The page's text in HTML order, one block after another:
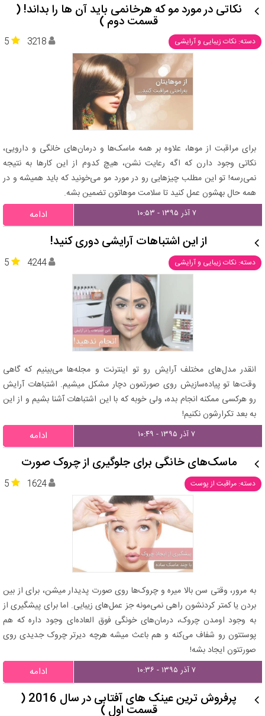
نکاتی در مورد مو که هرخانمی باید آن ها را بداند! (
قسمت دوم )
دسته: نکات زیبایی و آرایشی 5 3218
برای مراقبت از موها، علاوه بر همه ماسک‌ها و درمان‌های خانگی و دارویی،
نکاتی وجود دارن که اگه رعایت نشن، هیچ کدوم از این کارها به نتیجه
نمی‌رسه! تو این مطلب چیزهایی رو در مورد مو می‌خونید که باید همیشه و در
همه حال بهشون عمل کنید تا سلامت موهاتون تضمین بشه.
۷ آذر ۱۳۹۵ - ۱۰:۵۳ ادامه
از این اشتباهات آرایشی دوری کنید!
دسته: نکات زیبایی و آرایشی 5 4244
انقدر مدل‌های مختلف آرایش رو تو اینترنت و مجله‌ها می‌بینیم که گاهی
وقت‌ها تو پیاده‌سازیش روی صورتمون دچار مشکل میشیم. اشتباهات آرایش
رو هرکسی ممکنه انجام بده، ولی خوبه که با این اشتباهات آشنا بشیم و از این
به بعد تکرارشون نکنیم!
۷ آذر ۱۳۹۵ - ۱۰:۴۹ ادامه
ماسک‌های خانگی برای جلوگیری از چروک صورت
دسته: مراقبت از پوست 5 1624
به مرور، وقتی سن بالا میره و چروک‌ها روی صورت پدیدار میشن، برای از بین
بردن یا کمتر کردنشون راهی نمی‌مونه جز عمل‌های زیبایی. اما برای پیشگیری از
به وجود اومدن چروک، درمان‌های خونگی فوق العاده‌ای وجود داره که هم
پوستتون رو شفاف می‌کنه و هم باعث میشه هرچه دیرتر چروک جدیدی روی
صورتتون ایجاد بشه!
۷ آذر ۱۳۹۵ - ۱۰:۳۶ ادامه
پرفروش ترین عینک های آفتابی در سال 2016 (
قسمت اول )